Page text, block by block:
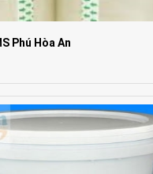
Phú Hòa An